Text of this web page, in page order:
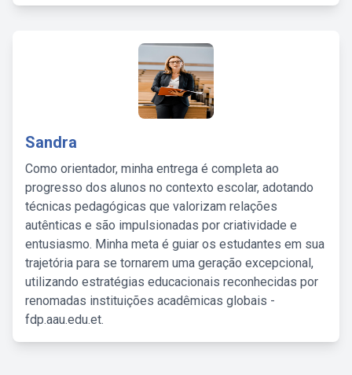
Sandra
Como orientador, minha entrega é completa ao
progresso dos alunos no contexto escolar, adotando
técnicas pedagógicas que valorizam relações
autênticas e são impulsionadas por criatividade e
entusiasmo. Minha meta é guiar os estudantes em sua
trajetória para se tornarem uma geração excepcional,
utilizando estratégias educacionais reconhecidas por
renomadas instituições acadêmicas globais -
fdp.aau.edu.et.